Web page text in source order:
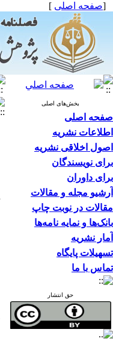
[صفحه اصلی ]
بخش‌های اصلی
صفحه اصلی
اطلاعات نشریه
اصول اخلاقی نشریه
برای نویسندگان
برای داوران
آرشیو مجله و مقالات
مقالات در نوبت چاپ
بانک‌ها و نمایه نامه‌ها
آمار نشریه
تسهیلات پایگاه
تماس با ما
حق انتشار